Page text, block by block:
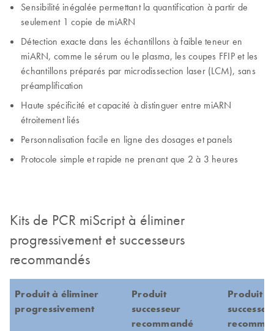
Sensibilité inégalée permettant la quantification à partir de
seulement 1 copie de miARN
Détection exacte dans les échantillons à faible teneur en
miARN, comme le sérum ou le plasma, les coupes FFIP et les
échantillons préparés par microdissection laser (LCM), sans
préamplification
Haute spécificité et capacité à distinguer entre miARN
étroitement liés
Personnalisation facile en ligne des dosages et panels
Protocole simple et rapide ne prenant que 2 à 3 heures
Kits de PCR miScript à éliminer
progressivement et successeurs
recommandés
Produit à éliminer
progressivement
Produit
successeur
recommandé
Produit